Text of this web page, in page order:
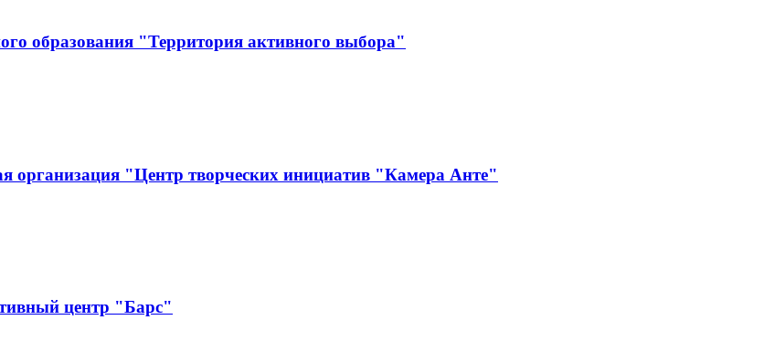
образования "Территория активного выбора"
организация "Центр творческих инициатив "Камера Анте"
центр "Барс"